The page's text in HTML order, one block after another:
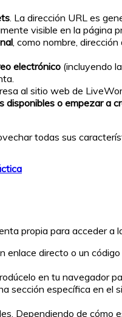
. La dirección URL es
visible en la página
, como nombre,
electrónico (incluyendo
al sitio web de
disponibles o empezar a
todas sus
propia para acceder
enlace directo o un
en tu navegador
sección específica en
Dependiendo de